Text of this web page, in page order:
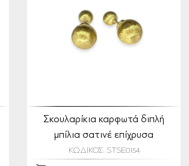
Σκουλαρίκια καρφωτά διπλή
μπίλια σατινέ επίχρυσα
ΚΩΔΙΚΟΣ: STSE0154